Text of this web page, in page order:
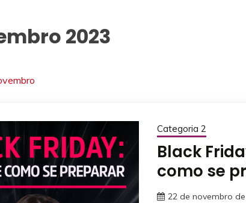
2023
Categoria 2
Black
como se
22 de novembro